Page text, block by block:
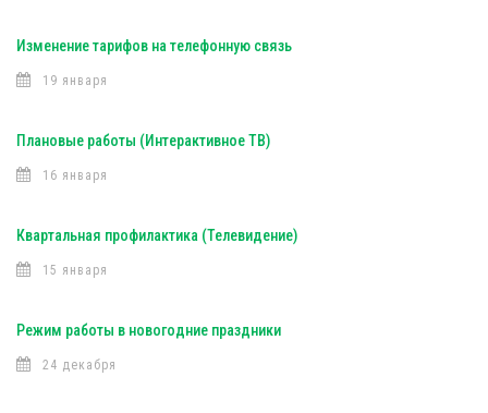
Изменение тарифов на телефонную связь
19 января
Плановые работы (Интерактивное ТВ)
16 января
Квартальная профилактика (Телевидение)
15 января
Режим работы в новогодние праздники
24 декабря